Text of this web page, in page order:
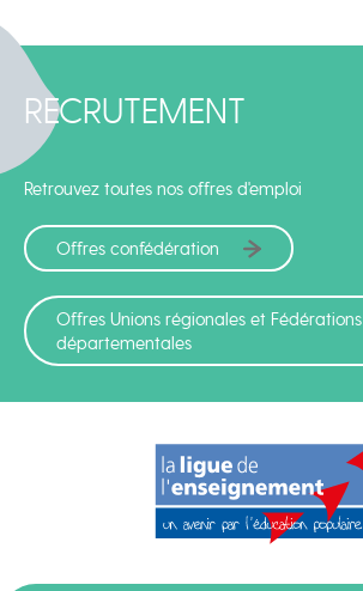
RECRUTEMENT
Retrouvez toutes nos offres d'emploi
Offres confédération
Offres Unions régionales et Fédérations
départementales